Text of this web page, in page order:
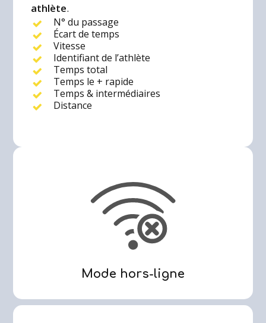
athlète.
N° du passage
Écart de temps
Vitesse
Identifiant de l’athlète
Temps total
Temps le + rapide
Temps & intermédiaires
Distance
Mode hors-ligne